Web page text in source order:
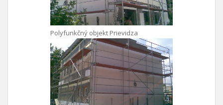
Polyfunkčný objekt Prievidza